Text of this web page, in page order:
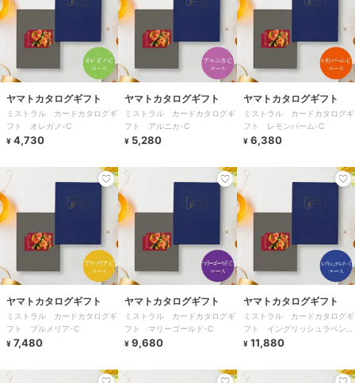
ヤマトカタログギフト
ミストラル カードカタログギ
フト オレガノ-C
¥ 4,730
ヤマトカタログギフト
ミストラル カードカタログギ
フト アルニカ-C
¥ 5,280
ヤマトカタログギフト
ミストラル カードカタログギ
フト レモンバーム-C
¥ 6,380
ヤマトカタログギフト
ミストラル カードカタログギ
フト プルメリア-C
¥ 7,480
ヤマトカタログギフト
ミストラル カードカタログギ
フト マリーゴールド-C
¥ 9,680
ヤマトカタログギフト
ミストラル カードカタログギ
フト イングリッシュラベンダ
ー-C
¥ 11,880